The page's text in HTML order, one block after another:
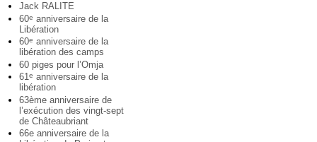
Jack RALITE
60e anniversaire de la
Libération
60e anniversaire de la
libération des camps
60 piges pour l’Omja
61e anniversaire de la
libération
63ème anniversaire de
l’exécution des vingt-sept
de Châteaubriant
66e anniversaire de la